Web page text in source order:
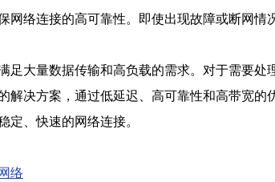
络连接的高可靠性。即使出现故障或断网情
大量数据传输和高负载的需求。对于需要处
解决方案，通过低延迟、高可靠性和高带宽
定、快速的网络连接。
络